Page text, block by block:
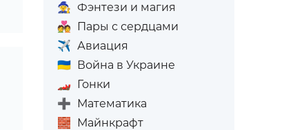
🧙 Фэнтези и магия
💑 Пары с сердцами
✈️ Авиация
🇺🇦 Война в Украине
🏎️ Гонки
➕ Математика
🧱 Майнкрафт